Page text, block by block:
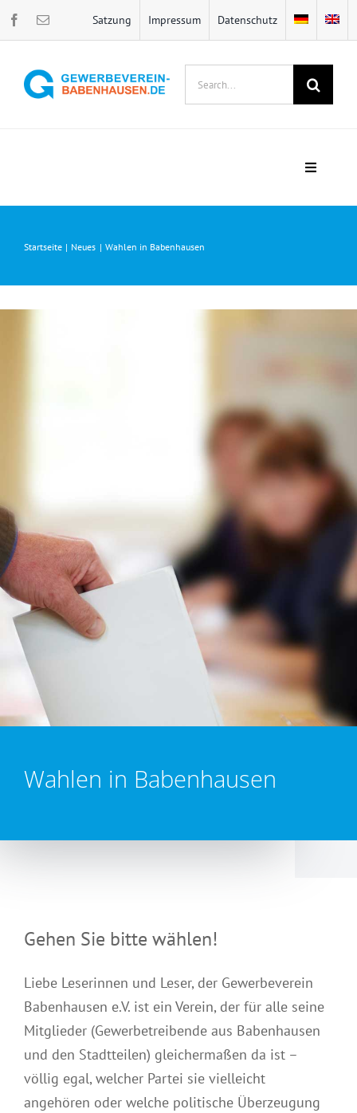
Zum
Satzung Impressum Datenschutz
nach:
Toggle
Kontakt
Warenkorb
Startseite Neues Wahlen in Babenhausen
Wahlen in Babenhausen
Gehen Sie bitte wählen!
Liebe Leserinnen und Leser, der Gewerbeverein
Babenhausen e.V. ist ein Verein, der für alle seine
Mitglieder (Gewerbetreibende aus Babenhausen
und den Stadtteilen) gleichermaßen da ist –
völlig egal, welcher Partei sie vielleicht
angehören oder welche politische Überzeugung